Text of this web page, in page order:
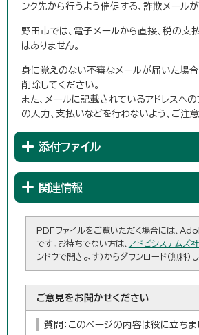
ンク先から行うよう催促する、詐欺メール
野田市では、電子メールから直接、税の支
はありません。
身に覚えのない不審なメールが届いた場合
削除してください。
また、メールに記載されているアドレスへ
の入力、支払いなどを行わないよう、ご注意
添付ファイル
関連情報
PDFファイルをご覧いただく場合には、
です。お持ちでない方は、 アドビシステムズ
ンドウで開きます）からダウンロード（無料）
ご意見をお聞かせください
質問：このページの内容は役に立ちま